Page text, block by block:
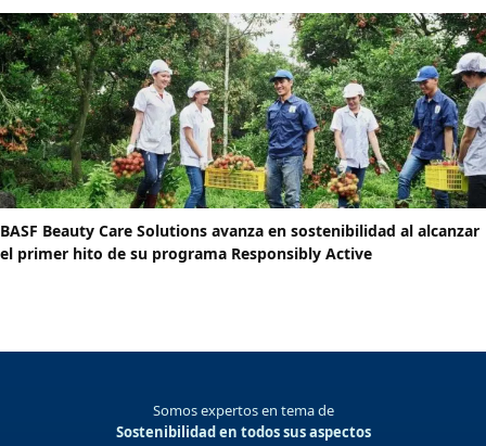
BASF Beauty Care Solutions avanza en sostenibilidad al alcanzar
el primer hito de su programa Responsibly Active
Somos expertos en tema de
Sostenibilidad en todos sus aspectos